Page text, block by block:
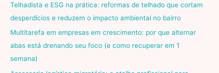
Telhadista e ESG na prática: reformas de telhado que cortam
desperdícios e reduzem o impacto ambiental no bairro
Multitarefa em empresas em crescimento: por que alternar
abas está drenando seu foco (e como recuperar em 1
semana)